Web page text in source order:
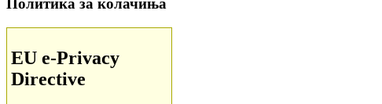
Политика за колачиња
EU e-Privacy
Directive